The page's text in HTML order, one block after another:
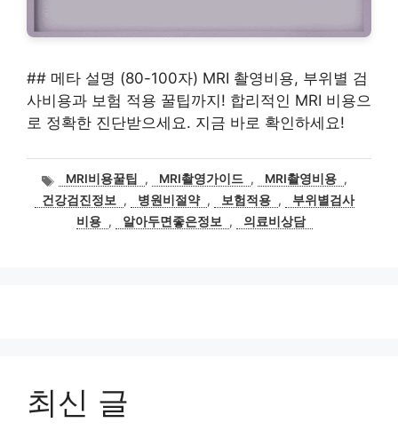
## 메타 설명 (80-100자) MRI 촬영비용, 부위별 검
사비용과 보험 적용 꿀팁까지! 합리적인 MRI 비용으
로 정확한 진단받으세요. 지금 바로 확인하세요!
태
그
MRI비용꿀팁 , MRI촬영가이드 , MRI촬영비용 ,
건강검진정보
, 병원비절약 , 보험적용 ,
부위별검사
비용 , 알아두면좋은정보 , 의료비상담
최신 글